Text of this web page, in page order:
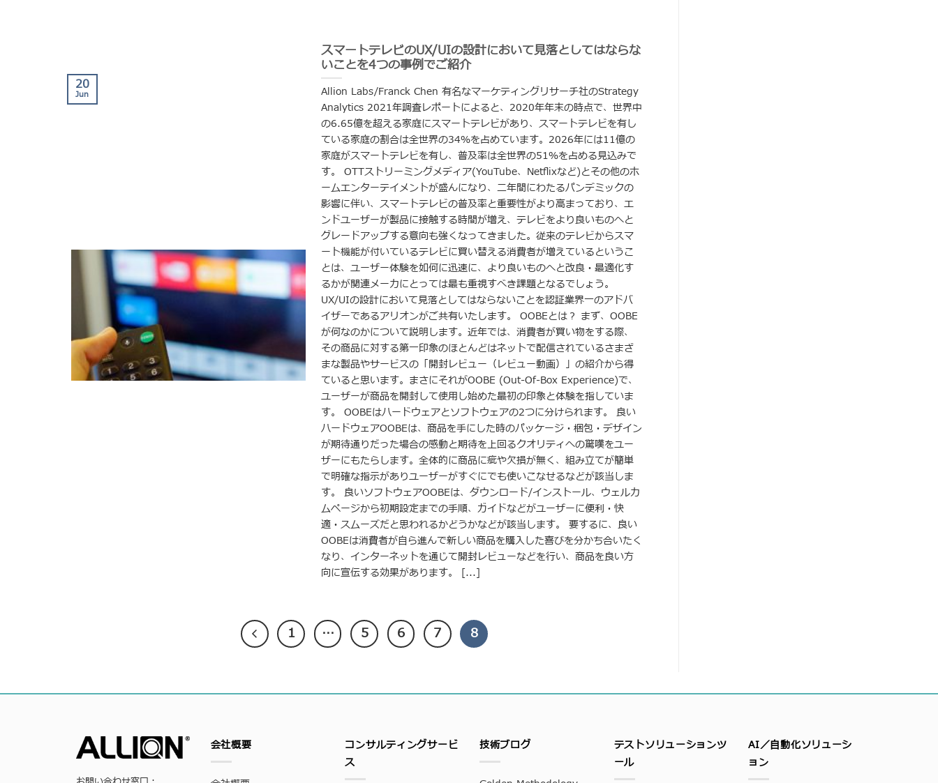
スマートテレビのUX/UIの設計において見落としてはならな
いことを4つの事例でご紹介
Allion Labs/Franck Chen 有名なマーケティングリサーチ社のStrategy
Analytics 2021年調査レポートによると、2020年年末の時点で、世界中
の6.65億を超える家庭にスマートテレビがあり、スマートテレビを有し
ている家庭の割合は全世界の34％を占めています。2026年には11億の
家庭がスマートテレビを有し、普及率は全世界の51％を占める見込みで
す。 OTTストリーミングメディア(YouTube、Netflixなど)とその他のホ
ームエンターテイメントが盛んになり、二年間にわたるパンデミックの
影響に伴い、スマートテレビの普及率と重要性がより高まっており、エ
ンドユーザーが製品に接触する時間が増え、テレビをより良いものへと
グレードアップする意向も強くなってきました。従来のテレビからスマ
ート機能が付いているテレビに買い替える消費者が増えているというこ
とは、ユーザー体験を如何に迅速に、より良いものへと改良・最適化す
るかが関連メーカにとっては最も重視すべき課題となるでしょう。
UX/UIの設計において見落としてはならないことを認証業界一のアドバ
イザーであるアリオンがご共有いたします。 OOBEとは？ まず、OOBE
が何なのかについて説明します。近年では、消費者が買い物をする際、
その商品に対する第一印象のほとんどはネットで配信されているさまざ
まな製品やサービスの「開封レビュー（レビュー動画）」の紹介から得
ていると思います。まさにそれがOOBE (Out-Of-Box Experience)で、
ユーザーが商品を開封して使用し始めた最初の印象と体験を指していま
す。 OOBEはハードウェアとソフトウェアの2つに分けられます。 良い
ハードウェアOOBEは、商品を手にした時のパッケージ・梱包・デザイン
が期待通りだった場合の感動と期待を上回るクオリティへの驚嘆をユー
ザーにもたらします。全体的に商品に疵や欠損が無く、組み立てが簡単
で明確な指示がありユーザーがすぐにでも使いこなせるなどが該当しま
す。 良いソフトウェアOOBEは、ダウンロード/インストール、ウェルカ
ムページから初期設定までの手順、ガイドなどがユーザーに便利・快
適・スムーズだと思われるかどうかなどが該当します。 要するに、良い
OOBEは消費者が自ら進んで新しい商品を購入した喜びを分かち合いたく
なり、インターネットを通じて開封レビューなどを行い、商品を良い方
向に宣伝する効果があります。 [...]
20
Jun
1 … 5 6 7 8
会社概要
コンサルティングサービ
ス
技術ブログ
テストソリューションツ
ール
AI／自動化ソリューシ
ョン